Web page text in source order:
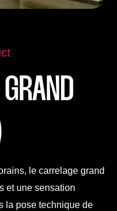
le carrelage grand
et une sensation
la pose technique de